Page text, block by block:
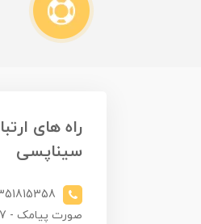
راه های
سیناپسی
صورت پیامک - 08632241297